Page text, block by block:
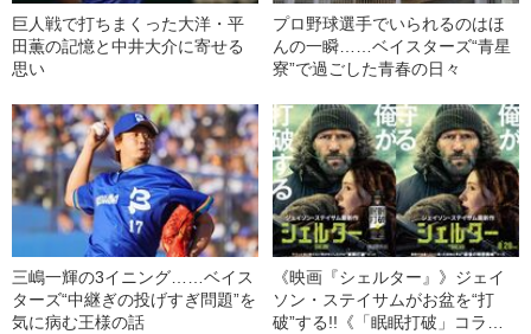
巨人戦で打ちまくった大洋・平
田薫の記憶と中井大介に寄せる
思い
プロ野球選手でいられるのはほ
んの一瞬……ベイスターズ“青星
寮”で過ごした青春の日々
三嶋一輝の3イニング……ベイス
ターズ“中継ぎの投げすぎ問題”を
気に病む王様の話
《映画『シェルター』》ジェイ
ソン・ステイサムがお盆を“打
破”する!!《「眠眠打破」コラ